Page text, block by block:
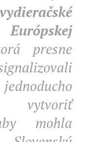
Európskej
presne
vytvoriť
mohla